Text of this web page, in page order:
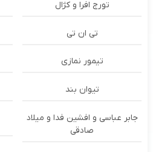
تورج افرا و کژال
تی ان تی
تیمور نمازی
تیوان بند
جابر عباسی و افشین فدا و میلاد
صادقی